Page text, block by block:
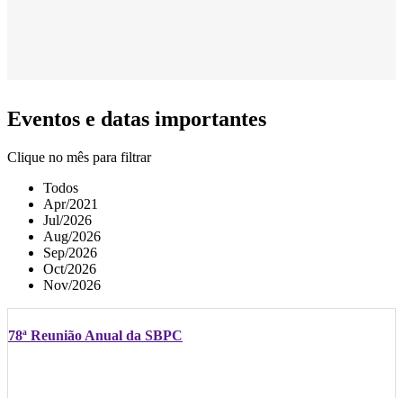
Eventos e datas importantes
Clique no mês para filtrar
Todos
Apr/2021
Jul/2026
Aug/2026
Sep/2026
Oct/2026
Nov/2026
78ª Reunião Anual da SBPC